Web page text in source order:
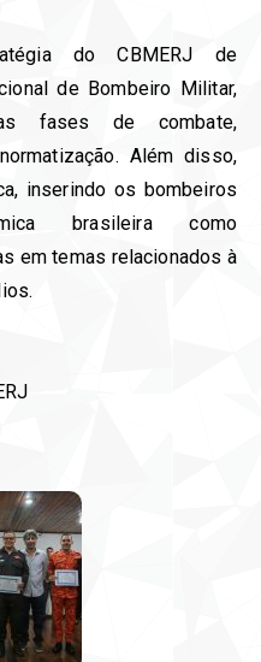
do CBMERJ de
de Bombeiro Militar,
fases de combate,
Além disso,
inserindo os bombeiros
brasileira como
em temas relacionados à